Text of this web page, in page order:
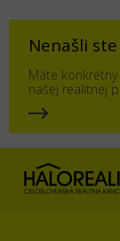
Nenašli
Máte
našej realitnej